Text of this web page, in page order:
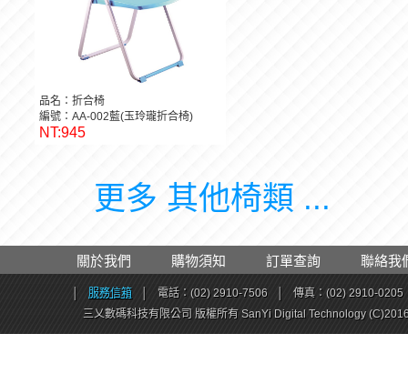
品名：折合椅
編號：AA-002藍(玉玲瓏折合椅)
NT:945
更多 其他椅類 ...
關於我們 購物須知 訂單查詢 聯絡我
服務信箱 電話：(02) 2910-7506
傳真：(02) 2910-0205
三乂數碼科技有限公司 版權所有 SanYi Digital Technology